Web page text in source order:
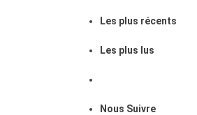
Les plus récents
Les plus lus
Nous Suivre